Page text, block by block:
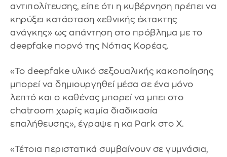
αντιπολίτευσης, είπε ότι η κυβέρνηση πρέπει να
κηρύξει κατάσταση «εθνικής έκτακτης
ανάγκης» ως απάντηση στο πρόβλημα με το
deepfake πορνό της Νότιας Κορέας.
«Το deepfake υλικό σεξουαλικής κακοποίησης
μπορεί να δημιουργηθεί μέσα σε ένα μόνο
λεπτό και ο καθένας μπορεί να μπει στο
chatroom χωρίς καμία διαδικασία
επαλήθευσης», έγραψε η κα Park στο X.
«Τέτοια περιστατικά συμβαίνουν σε γυμνάσια,